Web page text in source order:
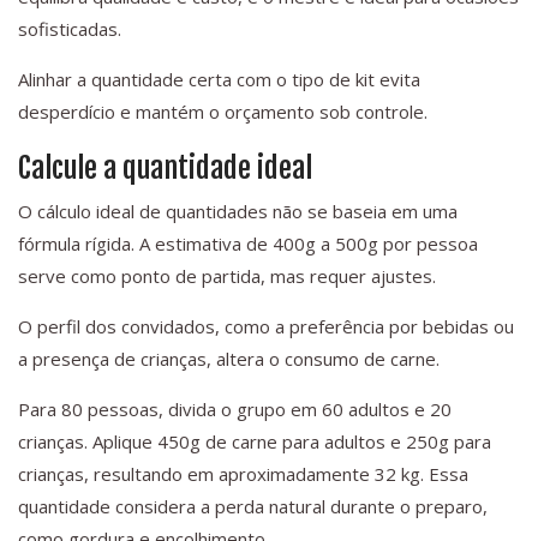
sofisticadas.
Alinhar a quantidade certa com o tipo de kit evita
desperdício e mantém o orçamento sob controle.
Calcule a quantidade ideal
O cálculo ideal de quantidades não se baseia em uma
fórmula rígida. A estimativa de 400g a 500g por pessoa
serve como ponto de partida, mas requer ajustes.
O perfil dos convidados, como a preferência por bebidas ou
a presença de crianças, altera o consumo de carne.
Para 80 pessoas, divida o grupo em 60 adultos e 20
crianças. Aplique 450g de carne para adultos e 250g para
crianças, resultando em aproximadamente 32 kg. Essa
quantidade considera a perda natural durante o preparo,